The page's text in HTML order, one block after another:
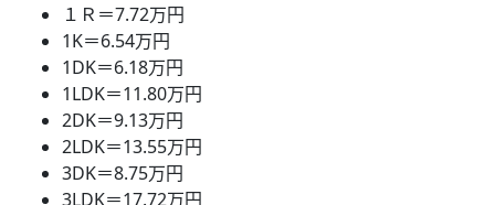
１Ｒ＝7.72万円
1K＝6.54万円
1DK＝6.18万円
1LDK＝11.80万円
2DK＝9.13万円
2LDK＝13.55万円
3DK＝8.75万円
3LDK＝17.72万円